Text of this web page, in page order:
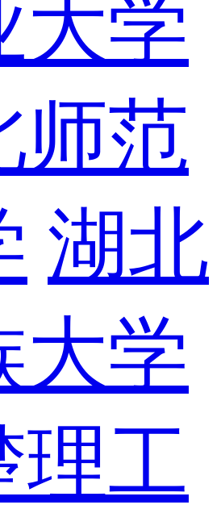
大学
师范
湖北
大学
理工